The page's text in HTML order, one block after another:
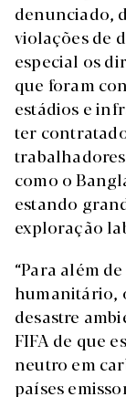
denunciado,
violações de
especial os
que foram
estádios e
ter
como o
estando
exploração
“Para além
humanitário,
desastre
FIFA de que
neutro em
países